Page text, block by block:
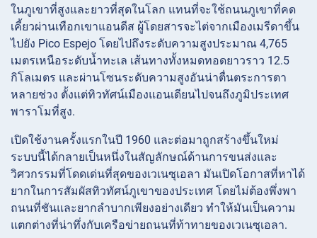
ในภูเขาที่สูงและยาวที่สุดในโลก แทนที่จะใช้ถนนภูเขาที่คด
เคี้ยวผ่านเทือกเขาแอนดีส ผู้โดยสารจะไต่จากเมืองเมรีดาขึ้น
ไปยัง Pico Espejo โดยไปถึงระดับความสูงประมาณ 4,765
เมตรเหนือระดับน้ำทะเล เส้นทางทั้งหมดทอดยาวราว 12.5
กิโลเมตร และผ่านโซนระดับความสูงอันน่าตื่นตระการตา
หลายช่วง ตั้งแต่ทิวทัศน์เมืองแอนเดียนไปจนถึงภูมิประเทศ
พาราโมที่สูง.
เปิดใช้งานครั้งแรกในปี 1960 และต่อมาถูกสร้างขึ้นใหม่
ระบบนี้ได้กลายเป็นหนึ่งในสัญลักษณ์ด้านการขนส่งและ
วิศวกรรมที่โดดเด่นที่สุดของเวเนซุเอลา มันเปิดโอกาสที่หาได้
ยากในการสัมผัสทิวทัศน์ภูเขาของประเทศ โดยไม่ต้องพึ่งพา
ถนนที่ชันและยากลำบากเพียงอย่างเดียว ทำให้มันเป็นความ
แตกต่างที่น่าทึ่งกับเครือข่ายถนนที่ท้าทายของเวเนซุเอลา.